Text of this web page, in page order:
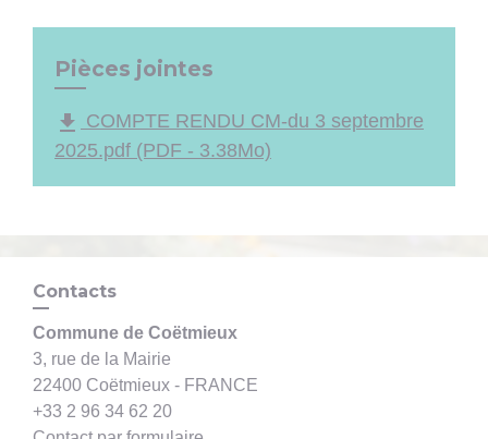
Pièces jointes
file_download COMPTE RENDU CM-du 3 septembre
2025.pdf (PDF - 3.38Mo)
Contacts
Commune de Coëtmieux
3, rue de la Mairie
22400 Coëtmieux - FRANCE
+33 2 96 34 62 20